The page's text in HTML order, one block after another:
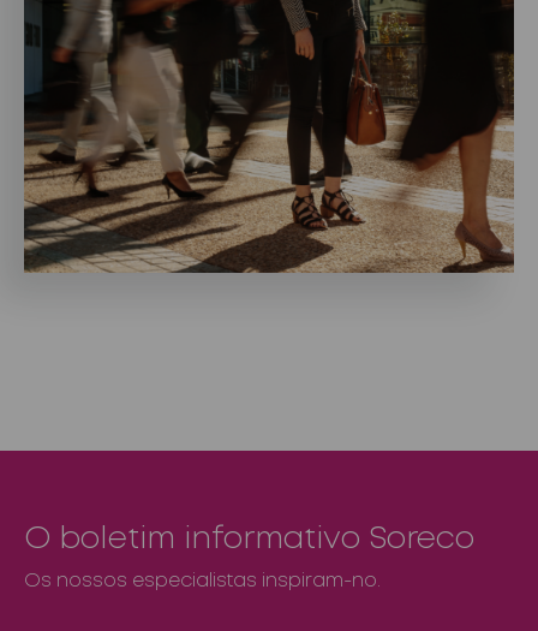
O boletim informativo Soreco
Os nossos especialistas inspiram-no.